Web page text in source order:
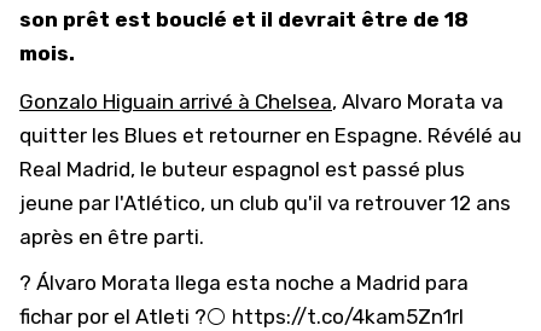
son prêt est bouclé et il devrait être de 18
mois.
Gonzalo Higuain arrivé à Chelsea, Alvaro Morata va
quitter les Blues et retourner en Espagne. Révélé au
Real Madrid, le buteur espagnol est passé plus
jeune par l'Atlético, un club qu'il va retrouver 12 ans
après en être parti.
? Álvaro Morata llega esta noche a Madrid para
fichar por el Atleti ?⚪ https://t.co/4kam5Zn1rI